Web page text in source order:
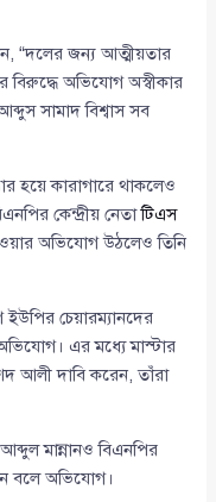
“দলের জন্য আত্মীয়তার
বিরুদ্ধে অভিযোগ অস্বীকার
সামাদ বিশ্বাস সব
হয়ে কারাগারে থাকলেও
কেন্দ্রীয় নেতাটিএস
অভিযোগ উঠলেও তিনি
চেয়ারম্যানদের
এর মধ্যে মাস্টার
আলী দাবি করেন, তাঁরা
মান্নানও বিএনপির
বলে অভিযোগ।